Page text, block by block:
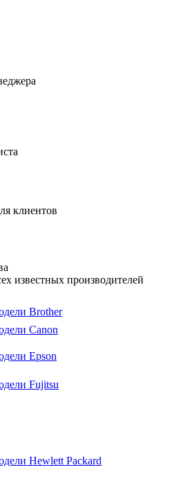
клиентов
известных производителей
Brother
Canon
Epson
Fujitsu
Hewlett Packard